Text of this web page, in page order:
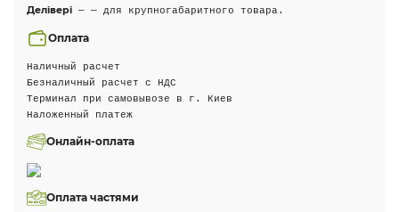
Делівері — — для крупногабаритного товара.
Оплата
Наличный расчет
Безналичный расчет с НДС
Терминал при самовывозе в г. Киев
Наложенный платеж
Онлайн-оплата
Оплата частями